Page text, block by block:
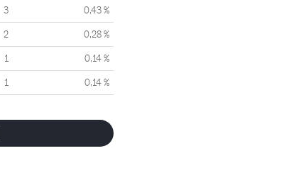
3 0,43 %
2 0,28 %
1 0,14 %
1 0,14 %